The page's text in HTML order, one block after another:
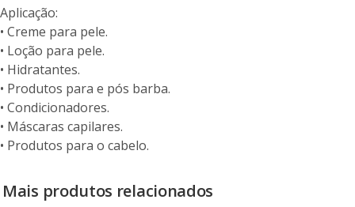
Aplicação:
• Creme para pele.
• Loção para pele.
• Hidratantes.
• Produtos para e pós barba.
• Condicionadores.
• Máscaras capilares.
• Produtos para o cabelo.
Mais produtos relacionados